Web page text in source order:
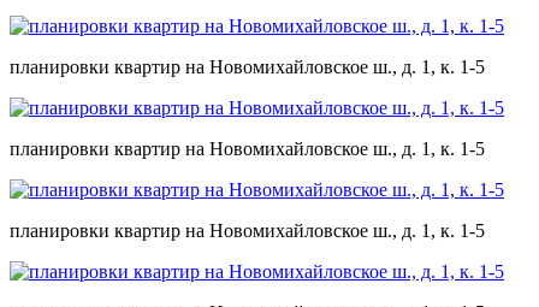
планировки квартир на Новомихайловское ш., д. 1, к. 1-5
планировки квартир на Новомихайловское ш., д. 1, к. 1-5
планировки квартир на Новомихайловское ш., д. 1, к. 1-5